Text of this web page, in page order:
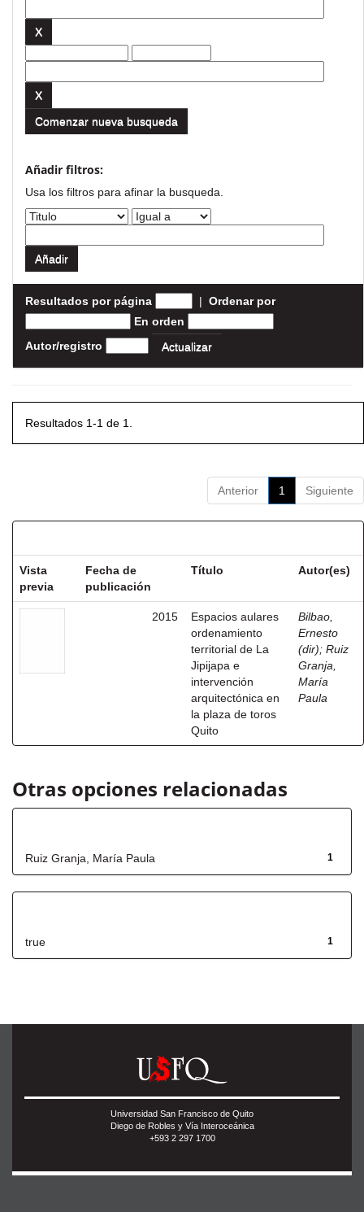
Comenzar nueva busqueda
Añadir filtros:
Usa los filtros para afinar la busqueda.
Resultados por página | Ordenar por
En orden
Autor/registro
Resultados 1-1 de 1.
Anterior 1 Siguiente
Vista
previa
Fecha de
publicación
Título Autor(es)
2015
Espacios aulares
ordenamiento
territorial de La
Jipijapa e
intervención
arquitectónica en
la plaza de toros
Quito
Bilbao,
Ernesto
(dir); Ruiz
Granja,
María
Paula
Otras opciones relacionadas
1
Ruiz Granja, María Paula
1
true
Universidad San Francisco de Quito
Diego de Robles y Vía Interoceánica
+593 2 297 1700